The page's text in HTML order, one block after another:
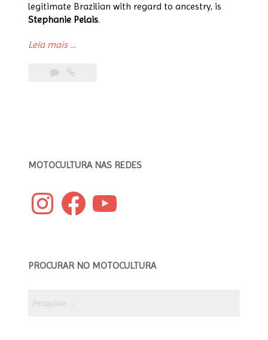
legitimate Brazilian with regard to ancestry, is
Stephanie Pelais.
Leia mais “Capacetes
Sthephanie
Sthephanie
…
MOTOCULTURA NAS REDES
InstagramFacebookYouTube
PROCURAR NO MOTOCULTURA
por: